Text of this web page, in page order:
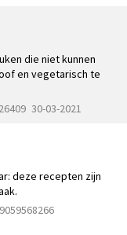
die niet kunnen
en vegetarisch te
30-03-2021
deze recepten zijn